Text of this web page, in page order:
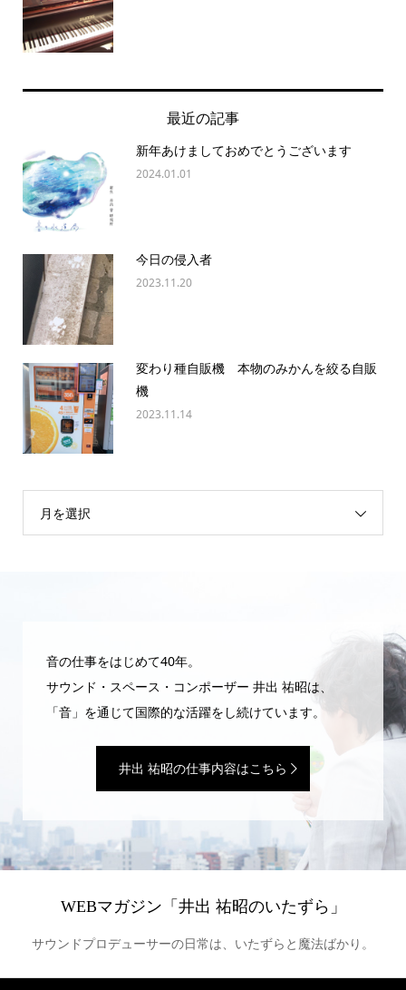
最近の記事
新年あけましておめでとうございます
2024.01.01
今日の侵入者
2023.11.20
変わり種自販機 本物のみかんを絞る自販
機
2023.11.14
月を選択
音の仕事をはじめて40年。
サウンド・スペース・コンポーザー 井出 祐昭は、
「音」を通じて国際的な活躍をし続けています。
井出 祐昭の仕事内容はこちら
WEBマガジン「井出 祐昭のいたずら」
サウンドプロデューサーの日常は、いたずらと魔法ばかり。